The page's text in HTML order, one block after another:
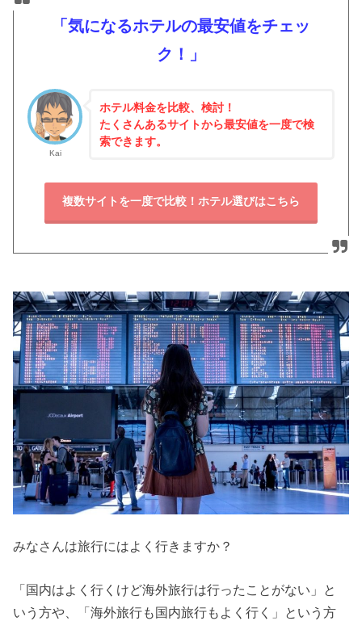
「気になるホテルの最安値をチェッ
ク！」
Kai
ホテル料金を比較、検討！
たくさんあるサイトから最安値を一度で検
索できます。
複数サイトを一度で比較！ホテル選びはこちら
みなさんは旅行にはよく行きますか？
「国内はよく行くけど海外旅行は行ったことがない」と
いう方や、「海外旅行も国内旅行もよく行く」という方